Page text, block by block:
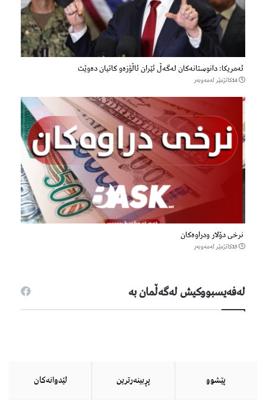
ئەمریکا: دانوستانەکان لەگەڵ ئێران ئاڵۆزەو کاتیان دەوێت
14كاتژمێر لەمەوبەر
نرخی دۆلار ودراوەکان
15كاتژمێر لەمەوبەر
لەفەیسبووكیش لەگەڵمان بە
پێشوو پڕبینەرترین لێدوانەكان